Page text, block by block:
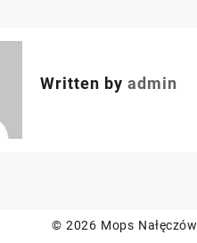
Written by admin
© 2026 Mops Nałęczów